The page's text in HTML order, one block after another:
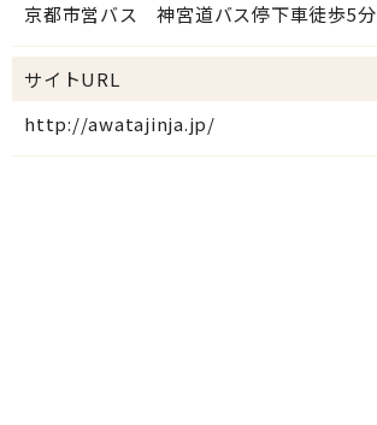
京都市営バス 神宮道バス停下車徒歩5分
サイトURL
http://awatajinja.jp/